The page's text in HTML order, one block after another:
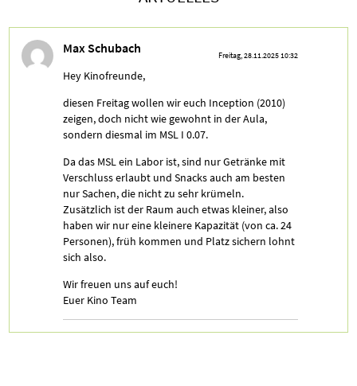
Max Schubach Freitag, 28.11.2025 10:32
Hey Kinofreunde,
diesen Freitag wollen wir euch Inception (2010)
zeigen, doch nicht wie gewohnt in der Aula,
sondern diesmal im MSL I 0.07.
Da das MSL ein Labor ist, sind nur Getränke mit
Verschluss erlaubt und Snacks auch am besten
nur Sachen, die nicht zu sehr krümeln.
Zusätzlich ist der Raum auch etwas kleiner, also
haben wir nur eine kleinere Kapazität (von ca. 24
Personen), früh kommen und Platz sichern lohnt
sich also.
Wir freuen uns auf euch!
Euer Kino Team